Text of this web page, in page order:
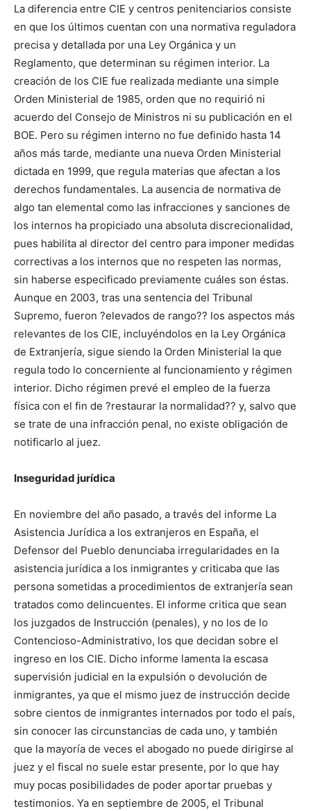
La diferencia entre CIE y centros penitenciarios consiste
en que los últimos cuentan con una normativa reguladora
precisa y detallada por una Ley Orgánica y un
Reglamento, que determinan su régimen interior. La
creación de los CIE fue realizada mediante una simple
Orden Ministerial de 1985, orden que no requirió ni
acuerdo del Consejo de Ministros ni su publicación en el
BOE. Pero su régimen interno no fue definido hasta 14
años más tarde, mediante una nueva Orden Ministerial
dictada en 1999, que regula materias que afectan a los
derechos fundamentales. La ausencia de normativa de
algo tan elemental como las infracciones y sanciones de
los internos ha propiciado una absoluta discrecionalidad,
pues habilita al director del centro para imponer medidas
correctivas a los internos que no respeten las normas,
sin haberse especificado previamente cuáles son éstas.
Aunque en 2003, tras una sentencia del Tribunal
Supremo, fueron ?elevados de rango?? los aspectos más
relevantes de los CIE, incluyéndolos en la Ley Orgánica
de Extranjería, sigue siendo la Orden Ministerial la que
regula todo lo concerniente al funcionamiento y régimen
interior. Dicho régimen prevé el empleo de la fuerza
física con el fin de ?restaurar la normalidad?? y, salvo que
se trate de una infracción penal, no existe obligación de
notificarlo al juez.
Inseguridad jurídica
En noviembre del año pasado, a través del informe La
Asistencia Jurídica a los extranjeros en España, el
Defensor del Pueblo denunciaba irregularidades en la
asistencia jurídica a los inmigrantes y criticaba que las
persona sometidas a procedimientos de extranjería sean
tratados como delincuentes. El informe critica que sean
los juzgados de Instrucción (penales), y no los de lo
Contencioso-Administrativo, los que decidan sobre el
ingreso en los CIE. Dicho informe lamenta la escasa
supervisión judicial en la expulsión o devolución de
inmigrantes, ya que el mismo juez de instrucción decide
sobre cientos de inmigrantes internados por todo el país,
sin conocer las circunstancias de cada uno, y también
que la mayoría de veces el abogado no puede dirigirse al
juez y el fiscal no suele estar presente, por lo que hay
muy pocas posibilidades de poder aportar pruebas y
testimonios. Ya en septiembre de 2005, el Tribunal